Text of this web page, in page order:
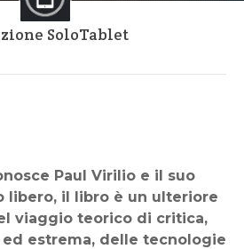
SoloTablet
libero, il libro è un ulteriore
viaggio teorico di critica,
ed estrema, delle tecnologie